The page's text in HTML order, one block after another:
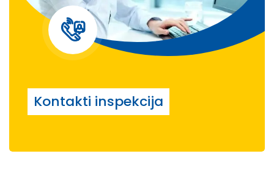
Kontakti inspekcija